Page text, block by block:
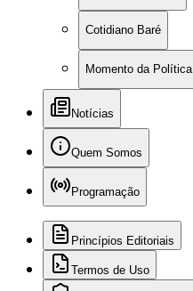
Cotidiano Baré
Momento da Política
Notícias
Quem Somos
Programação
Princípios Editoriais
Termos de Uso